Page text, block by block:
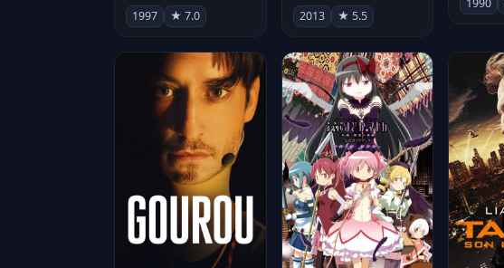
1997 ★ 7.0 2013 ★ 5.5
1990